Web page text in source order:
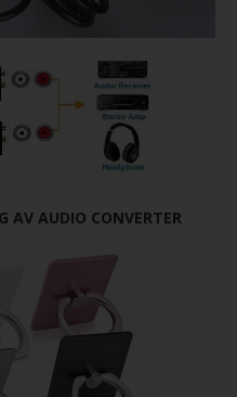
AV AUDIO CONVERTER